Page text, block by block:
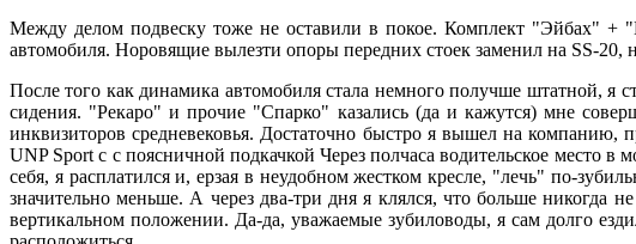
Между делом подвеску тоже не оставили в покое. Комплект "Эйбах" +
автомобиля. Норовящие вылезти опоры передних стоек заменил на SS-20,
После того как динамика автомобиля стала немного получше штатной, я
сидения. "Рекаро" и прочие "Спарко" казались (да и кажутся) мне
инквизиторов средневековья. Достаточно быстро я вышел на
UNP Sport с с поясничной подкачкой Через полчаса водительское место в
себя, я расплатился и, ерзая в неудобном жестком кресле, "лечь" по-
значительно меньше. А через два-три дня я клялся, что больше никогда
вертикальном положении. Да-да, уважаемые зубиловоды, я сам долго